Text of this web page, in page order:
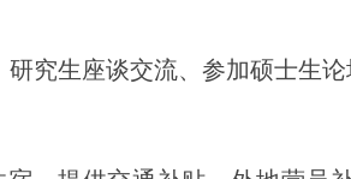
究生座谈交流、参加硕士生